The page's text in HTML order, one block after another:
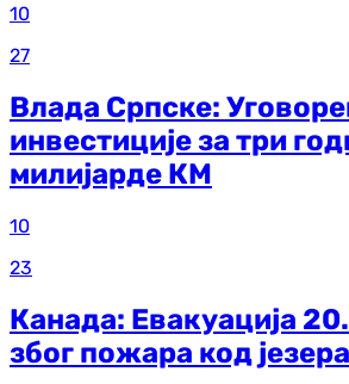
10
27
Влада Српске:
инвестиције за три
милијарде КМ
10
23
Канада: Евакуација
због пожара код